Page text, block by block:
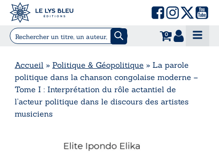
0
Accueil » Politique & Géopolitique » La parole
politique dans la chanson congolaise moderne –
Tome I : Interprétation du rôle actantiel de
l’acteur politique dans le discours des artistes
musiciens